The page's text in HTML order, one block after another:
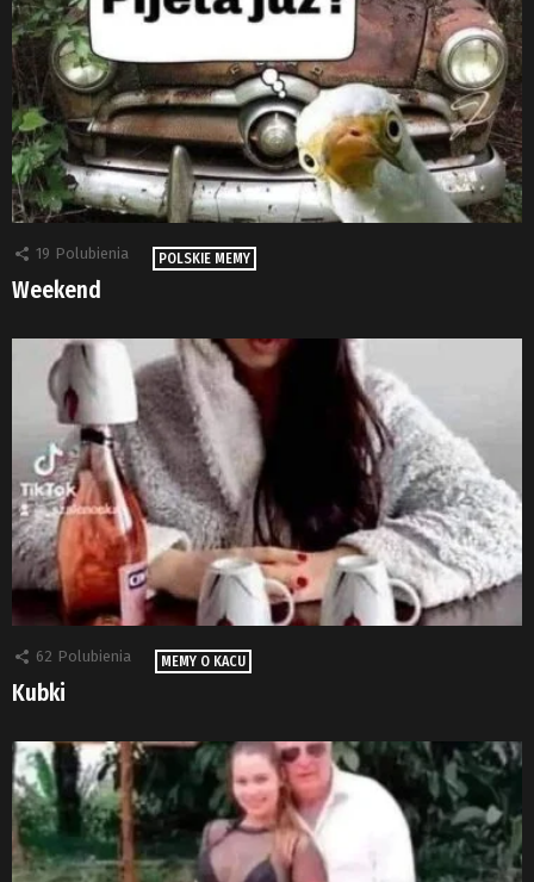
19 Polubienia POLSKIE MEMY
Weekend
62 Polubienia MEMY O KACU
Kubki